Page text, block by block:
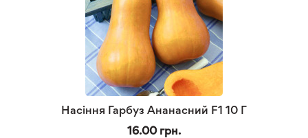
Насіння Гарбуз Ананасний F1 10 Г
16.00 грн.